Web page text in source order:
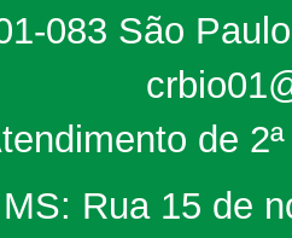
083 São
de
Rua 15 de